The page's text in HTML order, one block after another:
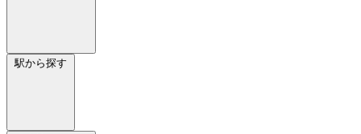
駅から探す